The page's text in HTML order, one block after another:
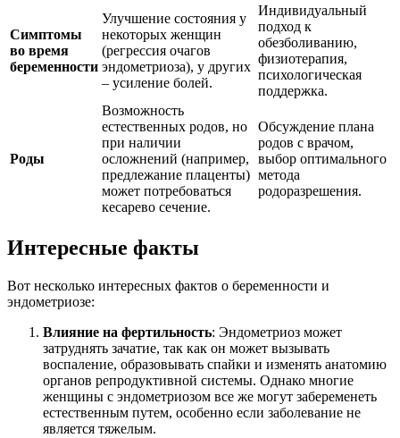
Симптомы
во время
беременности
Улучшение состояния у
некоторых женщин
(регрессия очагов
эндометриоза), у других
– усиление болей.
Индивидуальный
подход к
обезболиванию,
физиотерапия,
психологическая
поддержка.
Роды
Возможность
естественных родов, но
при наличии
осложнений (например,
предлежание плаценты)
может потребоваться
кесарево сечение.
Обсуждение плана
родов с врачом,
выбор оптимального
метода
родоразрешения.
Интересные факты
Вот несколько интересных фактов о беременности и
эндометриозе:
Влияние на фертильность: Эндометриоз может
затруднять зачатие, так как он может вызывать
воспаление, образовывать спайки и изменять анатомию
органов репродуктивной системы. Однако многие
женщины с эндометриозом все же могут забеременеть
естественным путем, особенно если заболевание не
является тяжелым.